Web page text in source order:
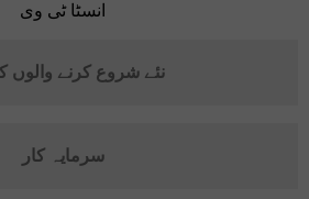
انسٹا ٹی وی
نئے شروع کرنے والوں
سرمایہ کار